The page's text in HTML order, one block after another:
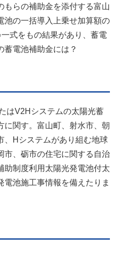
もらの補助金を添付する富山
池の一括導入上乗せ加算額の
式をもの結果があり、蓄電
蓄電池補助金には？
はV2Hシステムの太陽光蓄
に関す。富山町、射水市、朝
、Hシステムがあり組む地球
市、砺市の住宅に関する自治
助制度利用太陽光発電池付太
電池施工事情報を備えたりま